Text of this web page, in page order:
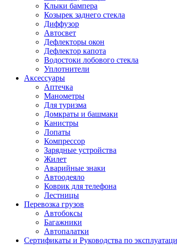
Клыки бампера
Козырек заднего стекла
Диффузор
Автосвет
Дефлекторы окон
Дефлектор капота
Водостоки лобового стекла
Уплотнители
Аксессуары
Аптечка
Манометры
Для туризма
Домкраты и башмаки
Канистры
Лопаты
Компрессор
Зарядные устройства
Жилет
Аварийные знаки
Автоодеяло
Коврик для телефона
Лестницы
Перевозка грузов
Автобоксы
Багажники
Автопалатки
Сертификаты и Руководства по